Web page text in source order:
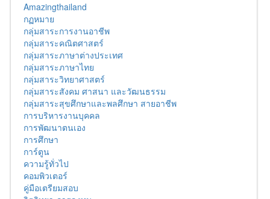
Amazingthailand
กฏหมาย
กลุ่มสาระการงานอาชีพ
กลุ่มสาระคณิตศาสตร์
กลุ่มสาระภาษาต่างประเทศ
กลุ่มสาระภาษาไทย
กลุ่มสาระวิทยาศาสตร์
กลุ่มสาระสังคม ศาสนา และวัฒนธรรม
กลุ่มสาระสุขศึกษาและพลศึกษา สายอาชีพ
การบริหารงานบุคคล
การพัฒนาตนเอง
การศึกษา
การ์ตูน
ความรู้ทั่วไป
คอมพิวเตอร์
คู่มือเตรียมสอบ